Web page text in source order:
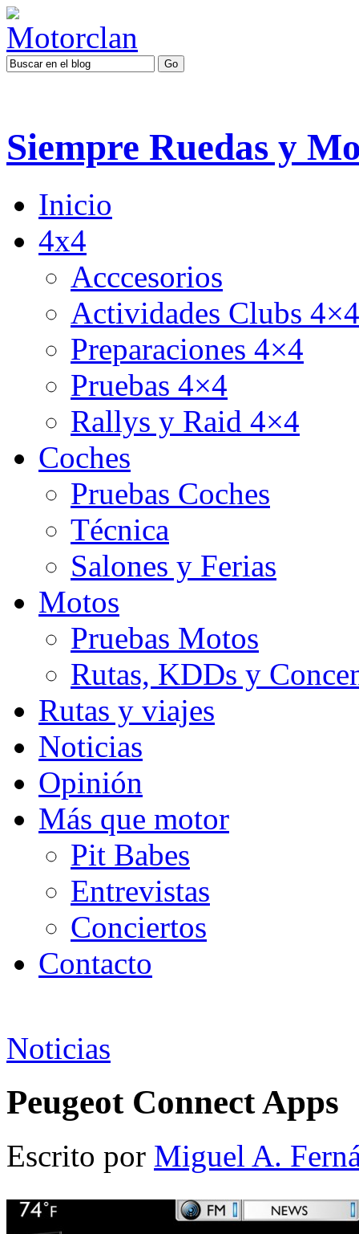
Siempre Ruedas y
Inicio
4x4
Acccesorios
Actividades Clubs 4×4
Preparaciones 4×4
Pruebas 4×4
Rallys y Raid 4×4
Coches
Pruebas Coches
Técnica
Salones y Ferias
Motos
Pruebas Motos
Rutas, KDDs y
Rutas y viajes
Noticias
Opinión
Más que motor
Pit Babes
Entrevistas
Conciertos
Contacto
Noticias
Peugeot Connect Apps
Escrito por Miguel A.